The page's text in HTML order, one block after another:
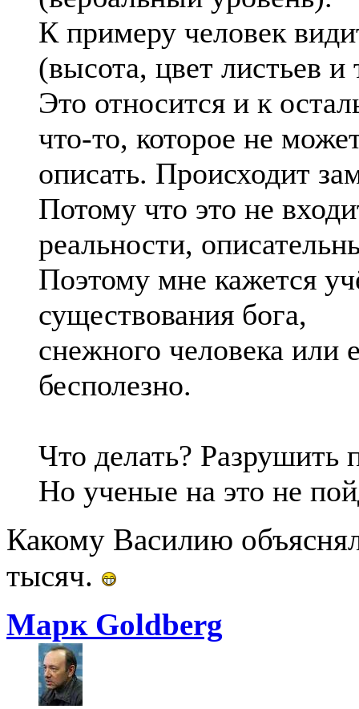
К примеру человек
(высота, цвет листьев и
Это относится и к
что-то, которое не
описать. Происходит
Потому что это не
реальности,
Поэтому мне кажется
существования бога,
снежного человека или
бесполезно.
Что делать?
Но ученые на это не
Какому Василию
тысяч.
Марк Goldberg